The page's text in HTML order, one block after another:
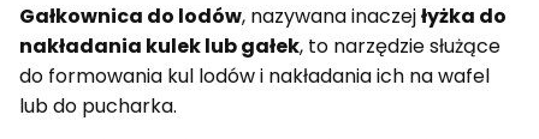
Gałkownica do lodów, nazywana inaczejłyżka do
nakładania kulek lub gałek, to narzędzie służące
do formowania kul lodów i nakładania ich na wafel
lub do pucharka.